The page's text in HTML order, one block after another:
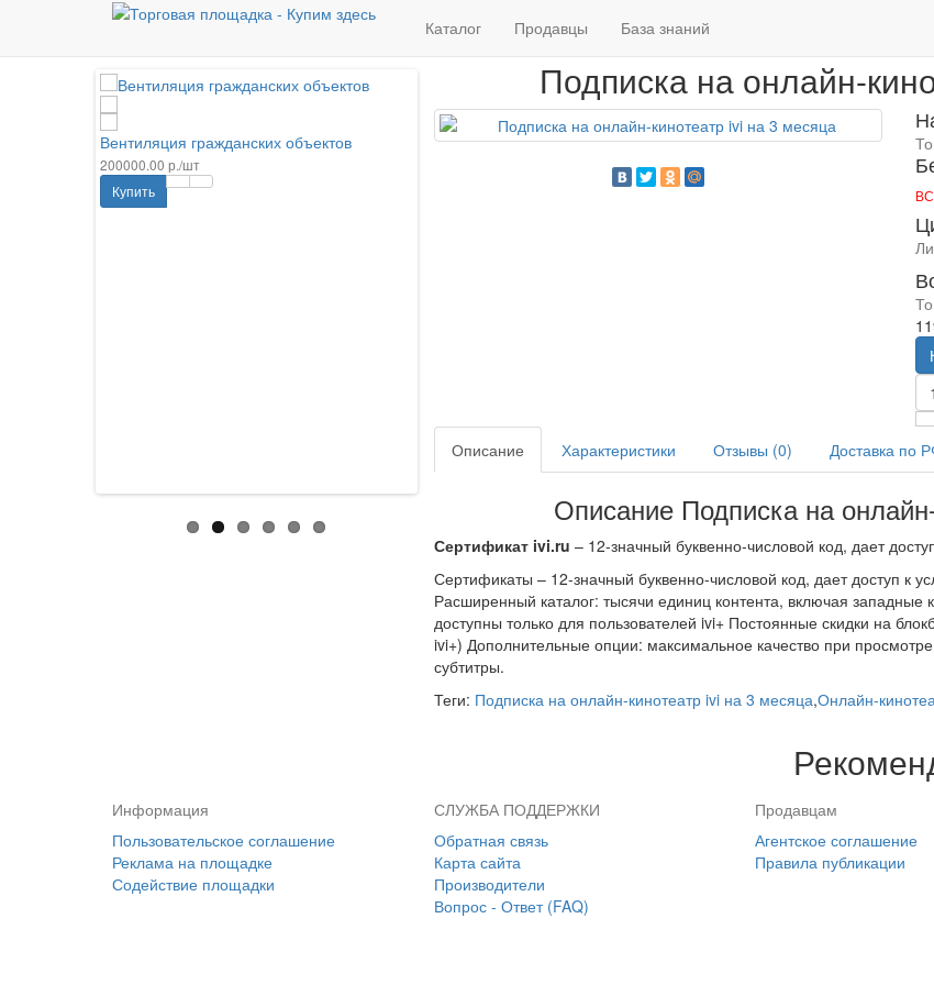
Каталог Продавцы База знаний
Вентиляция гражданских объектов
200000.00 р./шт
Купить
Поставка, монтаж кабельного обогрева под
Насосы Grundfos, Wilo,
Pumpman, Unipump, Ksb
Главная
Подписка на онлайн-
Описание Характеристики Отзывы (0) Доставка по
Описание Подписка на
Сертификат ivi.ru – 12-значный буквенно-числовой код, дает
Сертификаты – 12-значный буквенно-числовой код, дает доступ к
Расширенный каталог: тысячи единиц контента, включая
доступны только для пользователей ivi+ Постоянные скидки на
ivi+) Дополнительные опции: максимальное качество при
субтитры.
Теги: Подписка на онлайн-кинотеатр ivi на 3 месяца,Онлайн-
Информация
Пользовательское соглашение
Реклама на площадке
Содействие площадки
СЛУЖБА ПОДДЕРЖКИ
Обратная связь
Карта сайта
Производители
Вопрос - Ответ (FAQ)
Продавцам
Агентское соглашение
Правила публикации